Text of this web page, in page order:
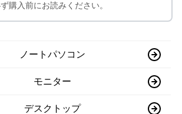
購入前にお読みください。
ノートパソコン
モニター
デスクトップ